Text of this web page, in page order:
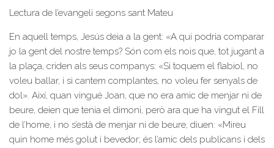
Lectura de l’evangeli segons sant Mateu
En aquell temps, Jesús deia a la gent: «A qui podria comparar
jo la gent del nostre temps? Són com els nois que, tot jugant a
la plaça, criden als seus companys: «Si toquem el flabiol, no
voleu ballar, i si cantem complantes, no voleu fer senyals de
dol». Així, quan vingué Joan, que no era amic de menjar ni de
beure, deien que tenia el dimoni, però ara que ha vingut el Fill
de l’home, i no s’està de menjar ni de beure, diuen: «Mireu
quin home més golut i bevedor; és l’amic dels publicans i dels